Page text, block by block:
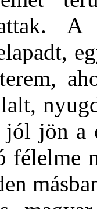
jól jön a
félelme